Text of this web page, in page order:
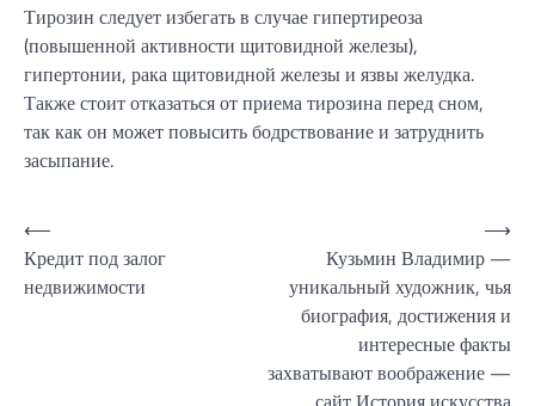
Тирозин следует избегать в случае гипертиреоза
(повышенной активности щитовидной железы),
гипертонии, рака щитовидной железы и язвы желудка.
Также стоит отказаться от приема тирозина перед сном,
так как он может повысить бодрствование и затруднить
засыпание.
Навигация
по
записям
⟵
Кредит под залог
недвижимости
Кузьмин Владимир —
уникальный художник, чья
биография, достижения и
интересные факты
захватывают воображение —
⟶